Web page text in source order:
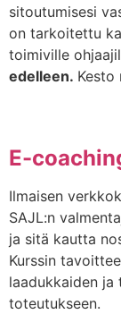
sitoutumisesi
on tarkoitettu
toimiville
edelleen. Kesto
E-
Ilmaisen
SAJL:n
ja sitä kautta
Kurssin
laadukkaiden ja
toteutukseen.